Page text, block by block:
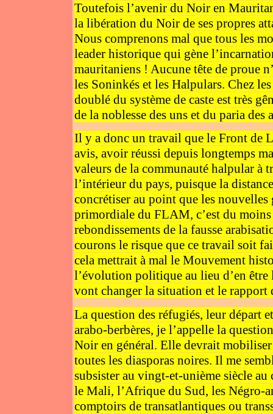
Toutefois l’avenir du Noir en
la libération du Noir de ses propres
Nous comprenons mal que tous les
leader historique qui gène
mauritaniens ! Aucune tête de proue
les Soninkés et les Halpulars. Chez
doublé du système de caste est très
de la noblesse des uns et du paria des
Il y a donc un travail que le Front de
avis, avoir réussi depuis longtemps
valeurs de la communauté halpular à
l’intérieur du pays, puisque la
concrétiser au point que les
primordiale du FLAM, c’est du
rebondissements de la fausse
courons le risque que ce travail soit
cela mettrait à mal le Mouvement
l’évolution politique au lieu d’en être
vont changer la situation et le rapport
La question des réfugiés, leur départ
arabo-berbères, je l’appelle la
Noir en général. Elle devrait
toutes les diasporas noires. Il me
subsister au vingt-et-unième siècle
le Mali, l’Afrique du Sud, les Négro-
comptoirs de transatlantiques ou